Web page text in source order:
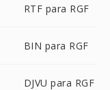
RTF para RGF
BIN para RGF
DJVU para RGF